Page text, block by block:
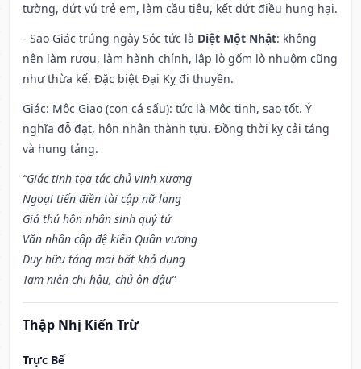
tường, dứt vú trẻ em, làm cầu tiêu, kết dứt điều hung hại.
- Sao Giác trúng ngày Sóc tức là Diệt Một Nhật: không
nên làm rượu, làm hành chính, lập lò gốm lò nhuộm cũng
như thừa kế. Đặc biệt Đại Kỵ đi thuyền.
Giác: Mộc Giao (con cá sấu): tức là Mộc tinh, sao tốt. Ý
nghĩa đỗ đạt, hôn nhân thành tựu. Đồng thời kỵ cải táng
và hung táng.
“Giác tinh tọa tác chủ vinh xương
Ngoại tiến điền tài cập nữ lang
Giá thú hôn nhân sinh quý tử
Văn nhân cập đệ kiến Quân vương
Duy hữu táng mai bất khả dụng
Tam niên chi hậu, chủ ôn đậu”
Thập Nhị Kiến Trừ
Trực Bế